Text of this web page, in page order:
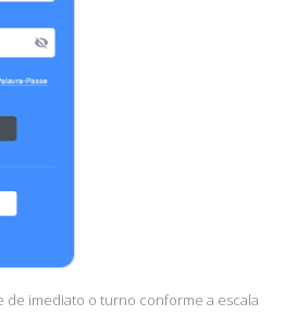
de imediato o turno conforme a escala